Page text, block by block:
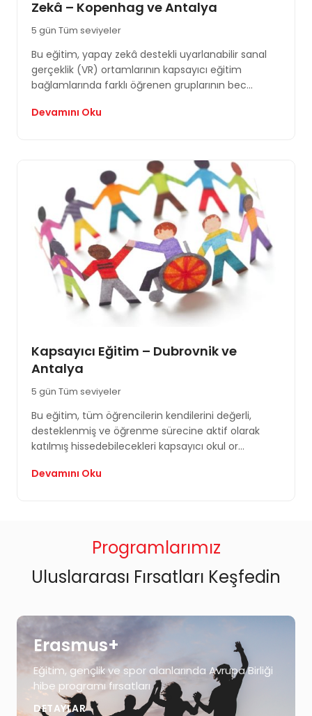
Zekâ – Kopenhag ve Antalya
5 gün Tüm seviyeler
Bu eğitim, yapay zekâ destekli uyarlanabilir sanal
gerçeklik (VR) ortamlarının kapsayıcı eğitim
bağlamlarında farklı öğrenen gruplarının bec...
Devamını Oku
Kapsayıcı Eğitim – Dubrovnik ve
Antalya
5 gün Tüm seviyeler
Bu eğitim, tüm öğrencilerin kendilerini değerli,
desteklenmiş ve öğrenme sürecine aktif olarak
katılmış hissedebilecekleri kapsayıcı okul or...
Devamını Oku
Programlarımız
Uluslararası Fırsatları Keşfedin
Erasmus+
Eğitim, gençlik ve spor alanlarında Avrupa Birliği
hibe programı fırsatları
DETAYLAR